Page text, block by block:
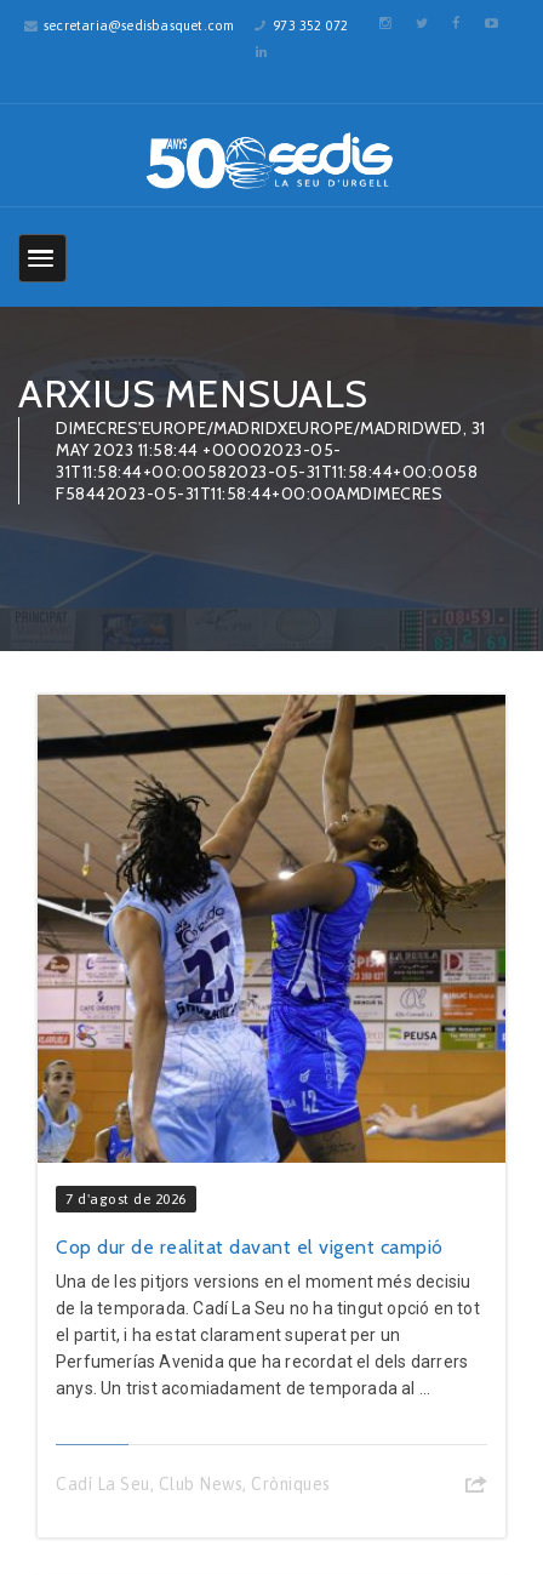
secretaria@sedisbasquet.com 973 352 072
ARXIUS MENSUALS
DIMECRES'EUROPE/MADRIDXEUROPE/MADRIDWED, 31
MAY 2023 11:58:44 +00002023-05-
31T11:58:44+00:00582023-05-31T11:58:44+00:0058
F58442023-05-31T11:58:44+00:00AMDIMECRES
7 d'agost de 2026
Cop dur de realitat davant el vigent campió
Una de les pitjors versions en el moment més decisiu
de la temporada. Cadí La Seu no ha tingut opció en tot
el partit, i ha estat clarament superat per un
Perfumerías Avenida que ha recordat el dels darrers
anys. Un trist acomiadament de temporada al ...
Cadí La Seu, Club News, Cròniques